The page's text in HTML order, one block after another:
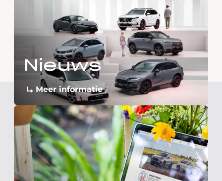
Nieuws
Meer informatie